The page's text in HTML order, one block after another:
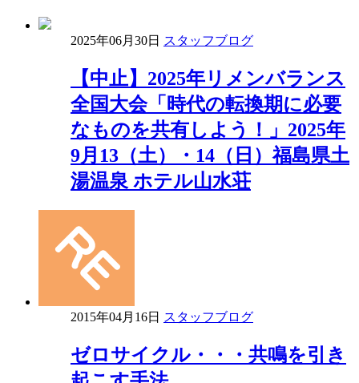
2025年06月30日 スタッフブログ
【中止】2025年リメンバランス
全国大会「時代の転換期に必要
なものを共有しよう！」2025年
9月13（土）・14（日）福島県土
湯温泉 ホテル山水荘
2015年04月16日 スタッフブログ
ゼロサイクル・・・共鳴を引き